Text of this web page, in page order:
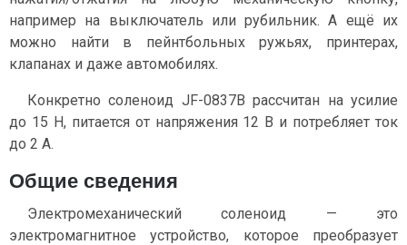
например на выключатель или рубильник. А ещё их
можно найти в пейнтбольных ружьях, принтерах,
клапанах и даже автомобилях.
Конкретно соленоид JF-0837B рассчитан на усилие
до 15 Н, питается от напряжения 12 В и потребляет ток
до 2 А.
Общие сведения
Электромеханический соленоид — это
электромагнитное устройство, которое преобразует